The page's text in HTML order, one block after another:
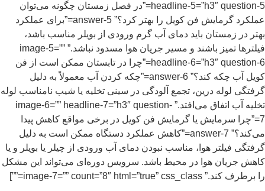
headline-5=”h3″ question-5=”در فصل زمستان چگونه می‌توان
عملکرد گرمایش فن کویل را بهتر کرد؟” answer-5=”برای عملکرد
بهتر در زمستان باید دمای آب گرم ورودی از بویلر مناسب باشد،
فیلترها تمیز باشند و مسیر جریان هوا مسدود نباشد.” image-5=””
headline-6=”h3″ question-6=”چرا در تابستان ممکن است از فن
کویل آب چکه کند؟” answer-6=”چکه کردن آب معمولاً به دلیل
گرفتگی لوله درین، تجمع آلودگی در سینی تخلیه یا شیب نامناسب لوله
تخلیه آب اتفاق می‌افتد.” image-6=”” headline-7=”h3″ question-
7=”چرا سرمایش یا گرمایش فن کویل در برخی مواقع کاهش پیدا
می‌کند؟” answer-7=”کاهش عملکرد دستگاه ممکن است به دلیل
گرفتگی فیلتر هوا، مناسب نبودن دمای آب ورودی از چیلر یا بویلر و یا
کاهش جریان هوا در محیط باشد. سرویس دوره‌ای می‌تواند این مشکل
را برطرف کند.” image-7=”” count=”8″ html=”true” css_class=””]